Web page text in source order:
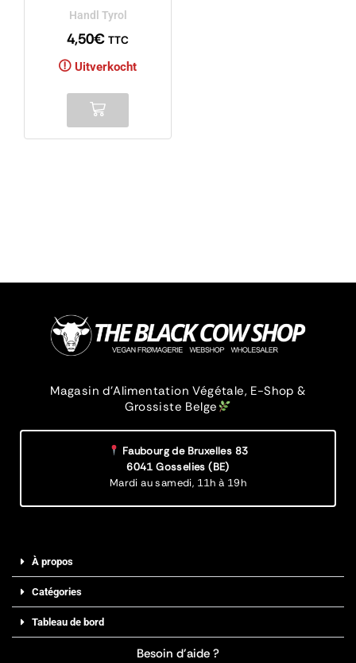
Handl Tyrol
4,50€ TTC
Uitverkocht
Magasin d’Alimentation Végétale, E-Shop &
Grossiste Belge
Faubourg de Bruxelles 83
6041 Gosselies (BE)
Mardi au samedi, 11h à 19h
À propos
Catégories
Tableau de bord
Besoin d’aide ?